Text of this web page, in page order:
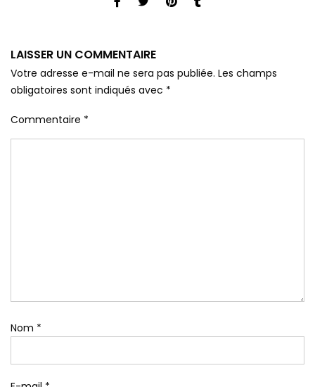
LAISSER UN COMMENTAIRE
Votre adresse e-mail ne sera pas publiée. Les champs
obligatoires sont indiqués avec *
Commentaire *
Nom *